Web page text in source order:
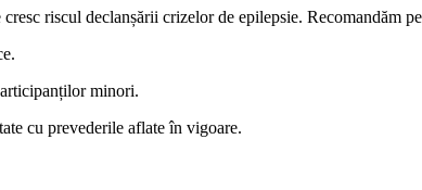
riscul declanșării crizelor de epilepsie. Recomandăm
minori.
cu prevederile aflate în vigoare.